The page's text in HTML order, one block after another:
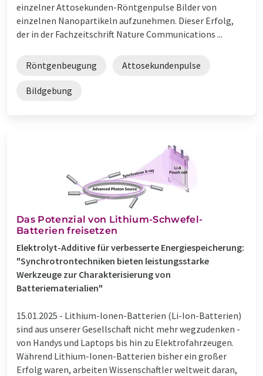
einzelner Attosekunden-Röntgenpulse Bilder von
einzelnen Nanopartikeln aufzunehmen. Dieser Erfolg,
der in der Fachzeitschrift Nature Communications ...
Röntgenbeugung Attosekundenpulse
Bildgebung
Das Potenzial von Lithium-Schwefel-
Batterien freisetzen
Elektrolyt-Additive für verbesserte Energiespeicherung:
"Synchrotrontechniken bieten leistungsstarke
Werkzeuge zur Charakterisierung von
Batteriematerialien"
15.01.2025 - Lithium-Ionen-Batterien (Li-Ion-Batterien)
sind aus unserer Gesellschaft nicht mehr wegzudenken -
von Handys und Laptops bis hin zu Elektrofahrzeugen.
Während Lithium-Ionen-Batterien bisher ein großer
Erfolg waren, arbeiten Wissenschaftler weltweit daran,